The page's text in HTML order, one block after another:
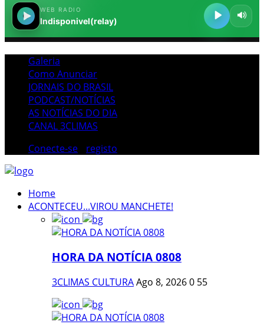
Galeria
Como Anunciar
JORNAIS DO BRASIL
PODCAST/NOTÍCIAS
AS NOTÍCIAS DO DIA
CANAL 3CLIMAS
Conecte-se
registo
Home
ACONTECEU...VIROU MANCHETE!
HORA DA NOTÍCIA 0808
3CLIMAS CULTURAAgo 8, 20260 55